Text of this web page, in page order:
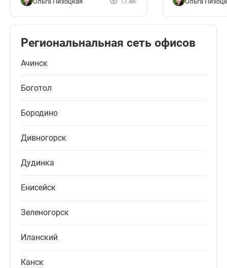
Региональнальная сеть офисов
Ачинск
Боготол
Бородино
Дивногорск
Дудинка
Енисейск
Зеленогорск
Иланский
Канск